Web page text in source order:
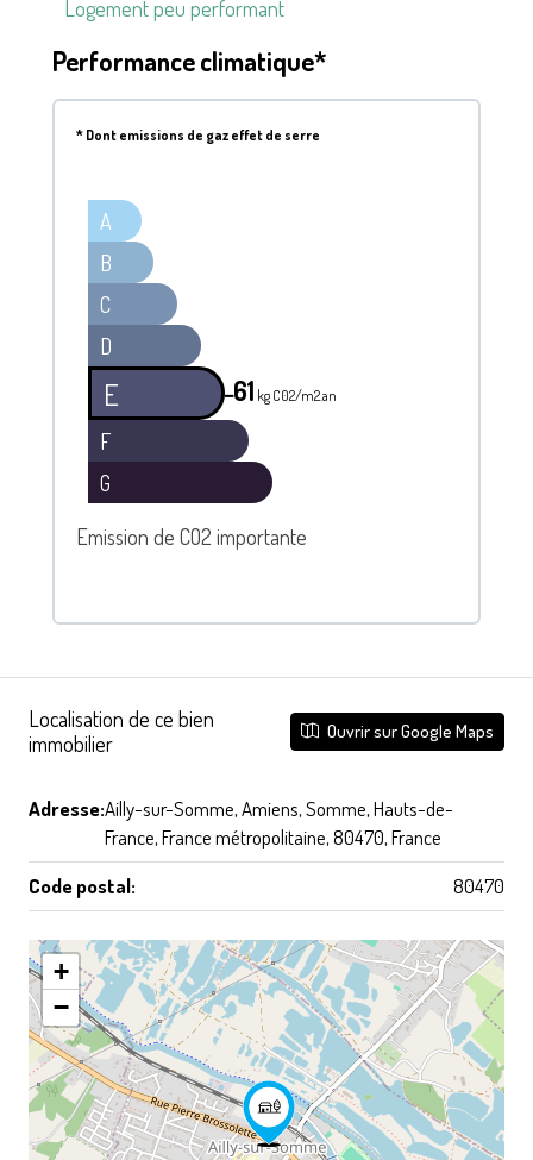
Logement peu performant
Performance climatique*
*Dont emissions de gaz effet de serre
A
B
C
D
E ━61 kg C02/m2.an
F
G
Emission de CO2 importante
Localisation de ce bien
immobilier
Ouvrir sur Google Maps
Adresse:Ailly-sur-Somme, Amiens, Somme, Hauts-de-
France, France métropolitaine, 80470, France
Code postal:
80470
+
−